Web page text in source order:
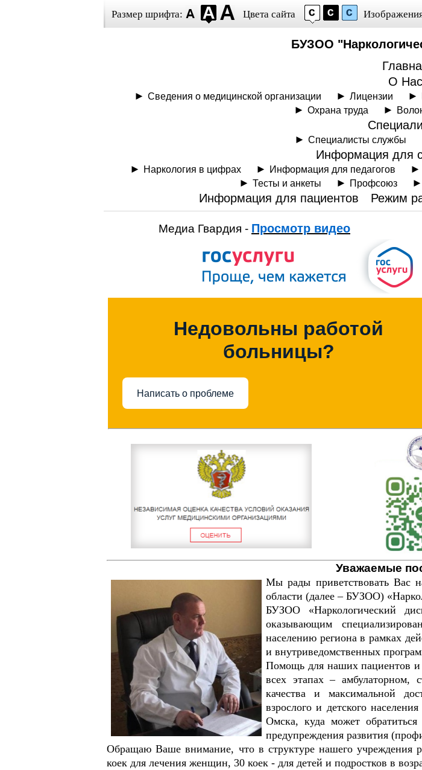
Размер шрифта: Цвета сайта
БУЗОО
О Нас
Сведения о медицинской организации Лицензии
Охрана труда
Специалисты службы
Информация для
Наркология в цифрах Информация для педагогов
Тесты и анкеты
Профсоюз
Информация для пациентов Режим
Медиа Гвардия - Просмотр видео
Недовольны работой
больницы?
Написать о проблеме
Уважаемые
Мы рады приветствовать Вас
области (далее – БУЗОО)
БУЗОО «Наркологический
оказывающим
населению региона в рамках
и внутриведомственных
Помощь для наших пациентов и
всех этапах –
качества и максимальной
взрослого и детского
Омска, куда может
предупреждения развития
Обращаю Ваше внимание, что в структуре нашего учреждения
коек для лечения женщин, 30 коек - для детей и подростков в